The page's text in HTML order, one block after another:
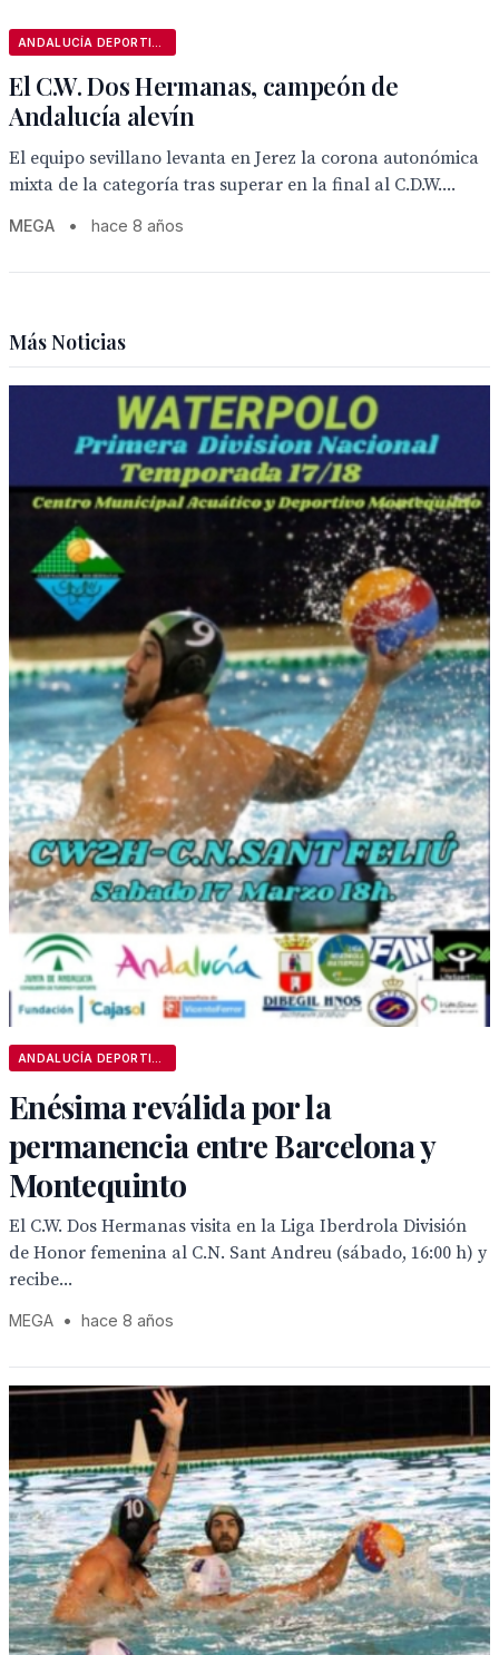
El C.W. Dos Hermanas, campeón de
Andalucía alevín
El equipo sevillano levanta en Jerez la corona autonómica
mixta de la categoría tras superar en la final al C.D.W....
MEGA • hace 8 años
Más Noticias
Enésima reválida por la
permanencia entre Barcelona y
Montequinto
El C.W. Dos Hermanas visita en la Liga Iberdrola División
de Honor femenina al C.N. Sant Andreu (sábado, 16:00 h) y
recibe...
MEGA • hace 8 años